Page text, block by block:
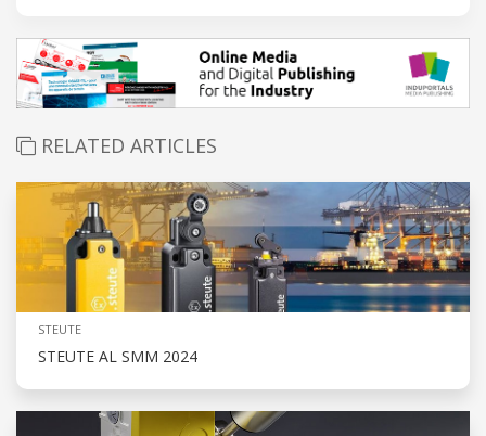
RELATED ARTICLES
STEUTE
STEUTE AL SMM 2024